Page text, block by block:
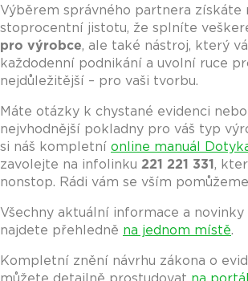
Výběrem správného partnera získáte
stoprocentní jistotu, že splníte
pro výrobce, ale také nástroj, který
každodenní podnikání a uvolní ruce
nejdůležitější – pro vaši tvorbu.
Máte otázky k chystané evidenci
nejvhodnější pokladny pro váš typ
si náš kompletní online manuál
zavolejte na infolinku 221 221 331 ,
nonstop. Rádi vám se vším
Všechny aktuální informace a novinky
najdete přehledně na jednom místě.
Kompletní znění návrhu zákona o